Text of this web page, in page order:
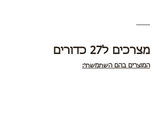
מצרכים ל27 כדורים
המוצרים בהם השתמשתי: